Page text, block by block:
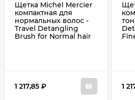
Щетка Michel Mercier
компактная для
нормальных волос -
Travel Detangling
Brush for Normal hair
1 217,85 ₽ 1